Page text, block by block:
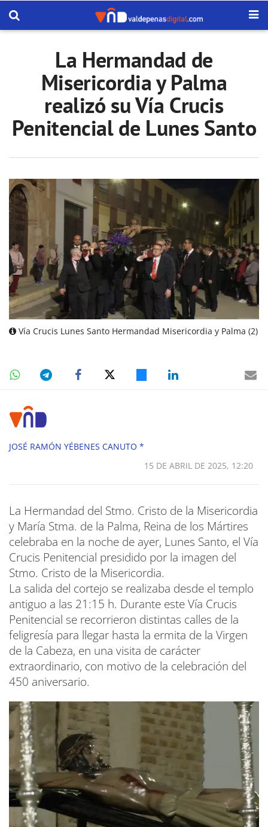
La Hermandad de
Misericordia y Palma
realizó su Vía Crucis
Penitencial de Lunes Santo
Vía Crucis Lunes Santo Hermandad Misericordia y Palma (2)
JOSÉ RAMÓN YÉBENES CANUTO *
15 DE ABRIL DE 2025, 12:20
La Hermandad del Stmo. Cristo de la Misericordia
y María Stma. de la Palma, Reina de los Mártires
celebraba en la noche de ayer, Lunes Santo, el Vía
Crucis Penitencial presidido por la imagen del
Stmo. Cristo de la Misericordia.
La salida del cortejo se realizaba desde el templo
antiguo a las 21:15 h. Durante este Vía Crucis
Penitencial se recorrieron distintas calles de la
feligresía para llegar hasta la ermita de la Virgen
de la Cabeza, en una visita de carácter
extraordinario, con motivo de la celebración del
450 aniversario.